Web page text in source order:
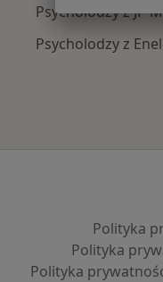
Psycholodzy z JP
Psycholodzy z
Polityka
Polityka
Polityka